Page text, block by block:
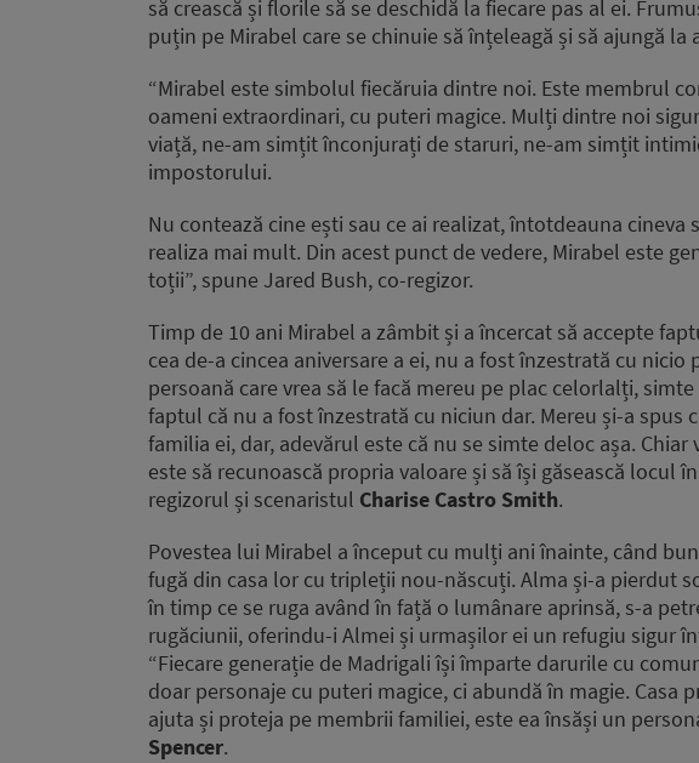
să crească și florile să se deschidă la fiecare pas al ei.
puțin pe Mirabel care se chinuie să înțeleagă și să ajungă la
“Mirabel este simbolul fiecăruia dintre noi. Este membrul
oameni extraordinari, cu puteri magice. Mulți dintre noi
viață, ne-am simțit înconjurați de staruri, ne-am simțit
impostorului.
Nu contează cine ești sau ce ai realizat, întotdeauna cineva
realiza mai mult. Din acest punct de vedere, Mirabel este
toții”, spune Jared Bush, co-regizor.
Timp de 10 ani Mirabel a zâmbit și a încercat să accepte
cea de-a cincea aniversare a ei, nu a fost înzestrată cu nicio
persoană care vrea să le facă mereu pe plac celorlalți,
faptul că nu a fost înzestrată cu niciun dar. Mereu și-a spus
familia ei, dar, adevărul este că nu se simte deloc așa. Chiar
este să recunoască propria valoare și să își găsească locul
regizorul și scenaristul Charise Castro Smith.
Povestea lui Mirabel a început cu mulți ani înainte, când
fugă din casa lor cu tripleții nou-născuți. Alma și-a pierdut
în timp ce se ruga având în față o lumânare aprinsă, s-a
rugăciunii, oferindu-i Almei și urmașilor ei un refugiu sigur
“Fiecare generație de Madrigali își împarte darurile cu
doar personaje cu puteri magice, ci abundă în magie. Casa
ajuta și proteja pe membrii familiei, este ea însăși un
Spencer.